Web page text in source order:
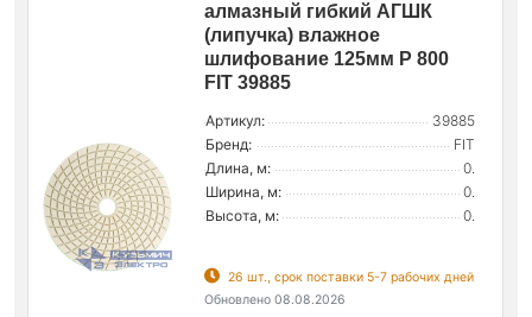
алмазный гибкий АГШК
(липучка) влажное
шлифование 125мм Р 800
FIT 39885
Артикул:
39885
Бренд:
FIT
Длина, м:
0.
Ширина, м:
0.
Высота, м:
0.
26 шт., срок поставки 5-7 рабочих дней
Обновлено 08.08.2026